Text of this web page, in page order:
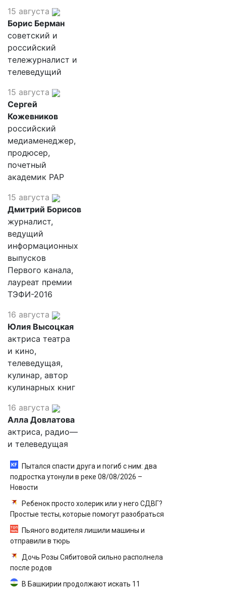
15 августа
Борис Берман
советский и
российский
тележурналист и
телеведущий
15 августа
Сергей
Кожевников
российский
медиаменеджер,
продюсер,
почетный
академик РАР
15 августа
Дмитрий Борисов
журналист,
ведущий
информационных
выпусков
Первого канала,
лауреат премии
ТЭФИ-2016
16 августа
Юлия Высоцкая
актриса театра
и кино,
телеведущая,
кулинар, автор
кулинарных книг
16 августа
Алла Довлатова
актриса, радио—
и телеведущая
Пытался спасти друга и погиб с ним: два
подростка утонули в реке 08/08/2026 –
Новости
Ребенок просто холерик или у него СДВГ?
Простые тесты, которые помогут разобраться
Пьяного водителя лишили машины и
отправили в тюрь
Дочь Розы Сябитовой сильно располнела
после родов
В Башкирии продолжают искать 11